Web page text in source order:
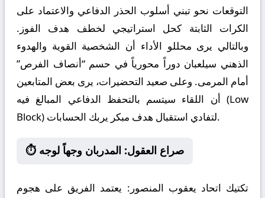
التوقعات نحو تبني أسلوب الحذر الدفاعي والاعتماد على
الكرات الثابتة كحل استراتيجي لخطف هدف الفوز.
وبالتالي يرى محللو الأداء أن الشخصية القوية والهدوء
الذهني سيلعبان دوراً محورياً في حسم “أنصاف الفرص”
أمام المرمى. وعلى صعيد التحضيرات، يرى بعض المتابعين
أن اللقاء سيتسم بالتحفظ الدفاعي المبالغ فيه (Low
Block) لتفادي استقبال هدف مبكر يربك الحسابات.
⏱️ صراع العقول: المدربان وجهاً لوجه
تكتيك اتحاد يعقوب المنصور: يعتمد الفريق على هجوم